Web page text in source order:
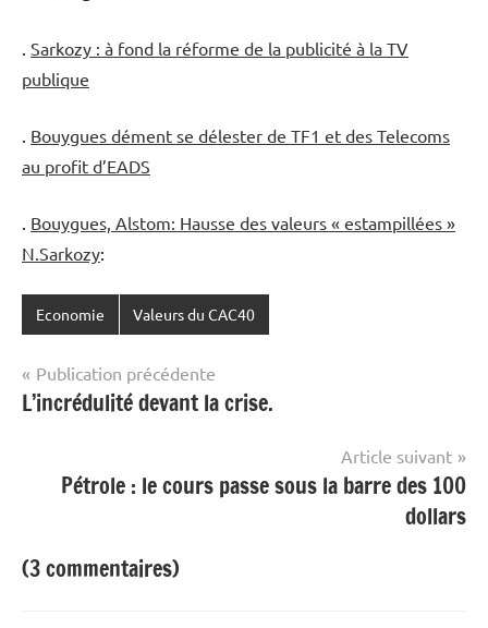
Sarkozy : à fond la réforme de la publicité à la TV
publique
Bouygues dément se délester de TF1 et des Telecoms
au profit d’EADS
Bouygues, Alstom: Hausse des valeurs « estampillées »
N.Sarkozy:
Economie Valeurs du CAC40
Navigation
de
Publication précédente
L’incrédulité devant la crise.
Article suivant
Pétrole : le cours passe sous la barre des 100
dollars
(3 commentaires)